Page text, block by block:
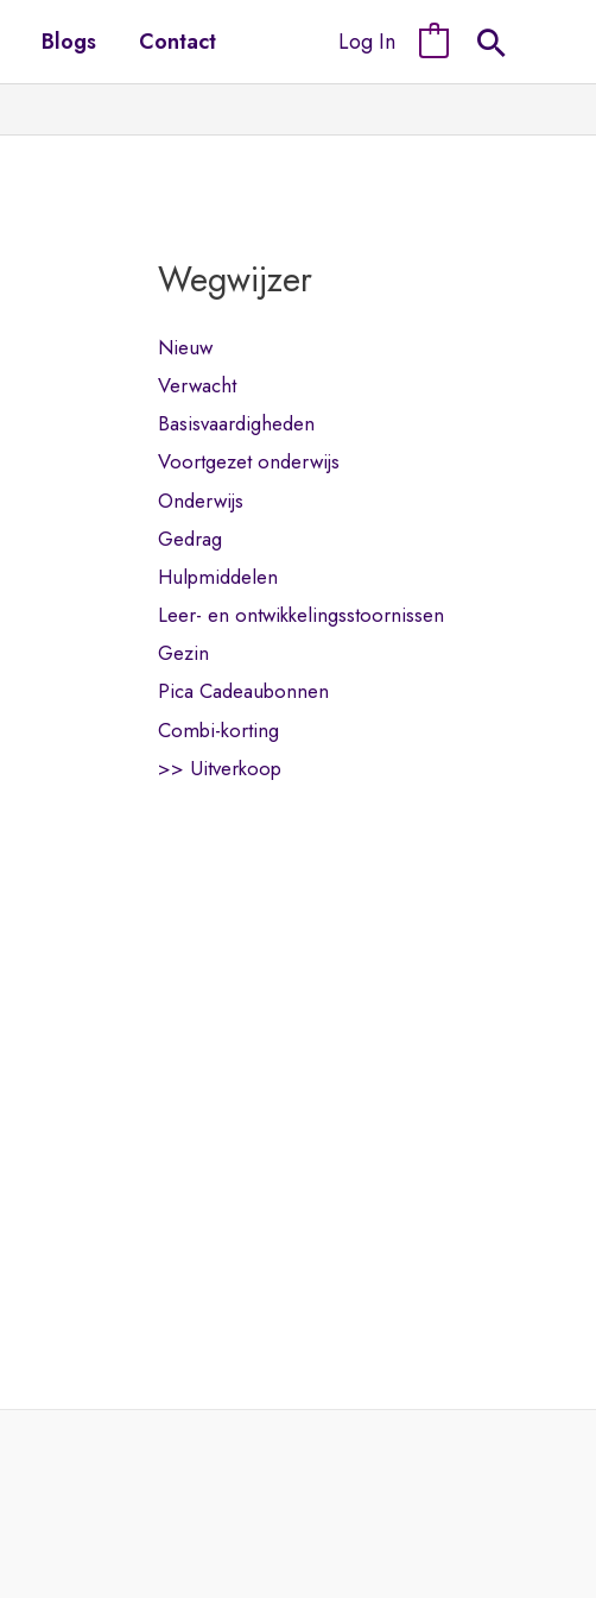
Blogs Contact Log In
Wegwijzer
Nieuw
Verwacht
Basisvaardigheden
Voortgezet onderwijs
Onderwijs
Gedrag
Hulpmiddelen
Leer- en ontwikkelingsstoornissen
Gezin
Pica Cadeaubonnen
Combi-korting
>> Uitverkoop